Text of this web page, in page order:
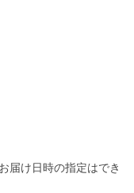
届け日時の指定はでき